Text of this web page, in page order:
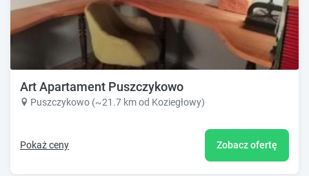
Art Apartament Puszczykowo
Puszczykowo (~21.7 km od Koziegłowy)
Pokaż ceny Zobacz ofertę